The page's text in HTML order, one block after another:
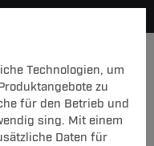
Technologien, um
zu
für den Betrieb und
sing. Mit einem
Daten für
A8